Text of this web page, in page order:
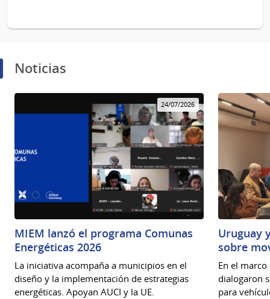
Noticias
24/07/2026
MIEM lanzó el programa Comunas
Energéticas 2026
La iniciativa acompaña a municipios en el
diseño y la implementación de estrategias
energéticas. Apoyan AUCI y la UE.
Uruguay
sobre
En el
dialogaron
para